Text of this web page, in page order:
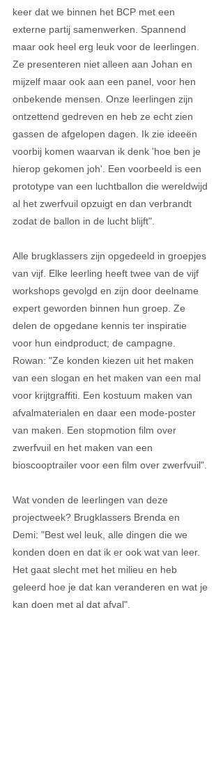
keer dat we binnen het BCP met een
externe partij samenwerken. Spannend
maar ook heel erg leuk voor de leerlingen.
Ze presenteren niet alleen aan Johan en
mijzelf maar ook aan een panel, voor hen
onbekende mensen. Onze leerlingen zijn
ontzettend gedreven en heb ze echt zien
gassen de afgelopen dagen. Ik zie ideeën
voorbij komen waarvan ik denk 'hoe ben je
hierop gekomen joh'. Een voorbeeld is een
prototype van een luchtballon die wereldwijd
al het zwerfvuil opzuigt en dan verbrandt
zodat de ballon in de lucht blijft".
Alle brugklassers zijn opgedeeld in groepjes
van vijf. Elke leerling heeft twee van de vijf
workshops gevolgd en zijn door deelname
expert geworden binnen hun groep. Ze
delen de opgedane kennis ter inspiratie
voor hun eindproduct; de campagne.
Rowan: "Ze konden kiezen uit het maken
van een slogan en het maken van een mal
voor krijtgraffiti. Een kostuum maken van
afvalmaterialen en daar een mode-poster
van maken. Een stopmotion film over
zwerfvuil en het maken van een
bioscooptrailer voor een film over zwerfvuil".
Wat vonden de leerlingen van deze
projectweek? Brugklassers Brenda en
Demi: "Best wel leuk, alle dingen die we
konden doen en dat ik er ook wat van leer.
Het gaat slecht met het milieu en heb
geleerd hoe je dat kan veranderen en wat je
kan doen met al dat afval".